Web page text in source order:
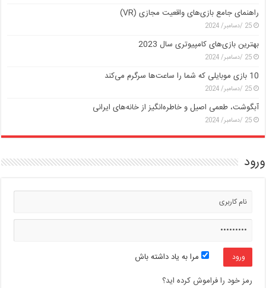
راهنمای جامع بازی‌های واقعیت مجازی (VR)
25 /دسامبر/ 2024
بهترین بازی‌های کامپیوتری سال 2023
25 /دسامبر/ 2024
10 بازی موبایلی که شما را ساعت‌ها سرگرم می‌کند
25 /دسامبر/ 2024
آبگوشت، طعمی اصیل و خاطره‌انگیز از خانه‌های ایرانی
25 /دسامبر/ 2024
ورود
مرا به یاد داشته باش
رمز خود را فراموش کرده اید؟